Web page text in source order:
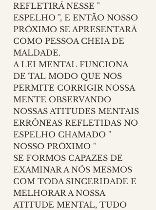
REFLETIRÁ NESSE "
ESPELHO ", E ENTÃO NOSSO
PRÓXIMO SE APRESENTARÁ
COMO PESSOA CHEIA DE
MALDADE.
A LEI MENTAL FUNCIONA
DE TAL MODO QUE NOS
PERMITE CORRIGIR NOSSA
MENTE OBSERVANDO
NOSSAS ATITUDES MENTAIS
ERRÔNEAS REFLETIDAS NO
ESPELHO CHAMADO "
NOSSO PRÓXIMO "
SE FORMOS CAPAZES DE
EXAMINAR A NÓS MESMOS
COM TODA SINCERIDADE E
MELHORAR A NOSSA
ATITUDE MENTAL, TUDO